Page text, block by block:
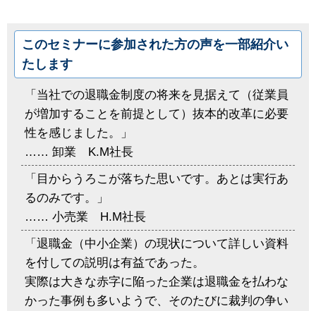
このセミナーに参加された方の声を一部紹介い
たします
「当社での退職金制度の将来を見据えて（従業員
が増加することを前提として）抜本的改革に必要
性を感じました。」
…… 卸業 K.M社長
「目からうろこが落ちた思いです。あとは実行あ
るのみです。」
…… 小売業 H.M社長
「退職金（中小企業）の現状について詳しい資料
を付しての説明は有益であった。
実際は大きな赤字に陥った企業は退職金を払わな
かった事例も多いようで、そのたびに裁判の争い